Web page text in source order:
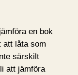
en bok
att låta som
särskilt
att jämföra